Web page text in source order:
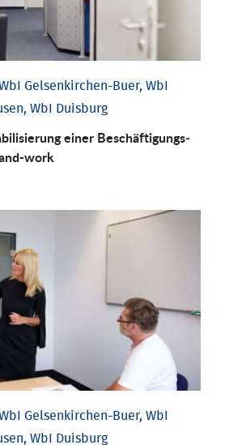
Gelsenkirchen-Buer, WbI
WbI Duisburg
einer Be­schäftigungs­
work
Gelsenkirchen-Buer, WbI
WbI Duisburg